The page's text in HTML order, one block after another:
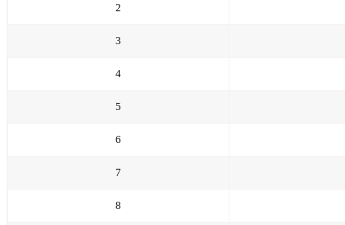
2
3
4
5
6
7
8